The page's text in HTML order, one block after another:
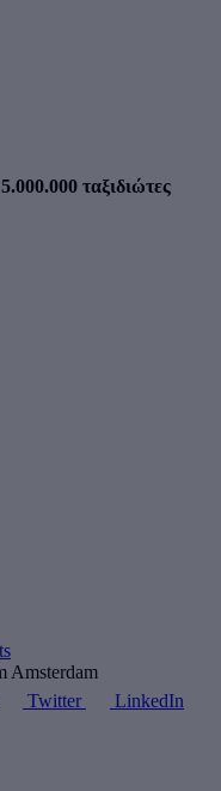
5.000.000 ταξιδιώτες
Amsterdam
Twitter LinkedIn